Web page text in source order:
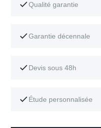
Qualité garantie
Garantie décennale
Devis sous 48h
Étude personnalisée